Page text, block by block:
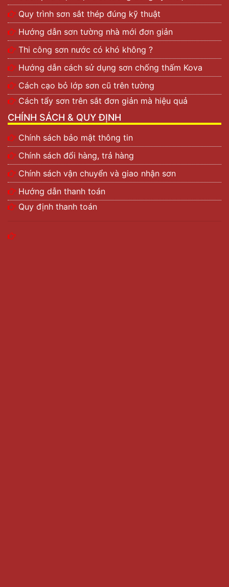
Quy trình sơn sắt thép đúng kỹ thuật
Hướng dẫn sơn tường nhà mới đơn giản
Thi công sơn nước có khó không ?
Hướng dẫn cách sử dụng sơn chống thấm Kova
Cách cạo bỏ lớp sơn cũ trên tường
Cách tẩy sơn trên sắt đơn giản mà hiệu quả
CHÍNH SÁCH & QUY ĐỊNH
Chính sách bảo mật thông tin
Chính sách đổi hàng, trả hàng
Chính sách vận chuyển và giao nhận sơn
Hướng dẫn thanh toán
Quy định thanh toán